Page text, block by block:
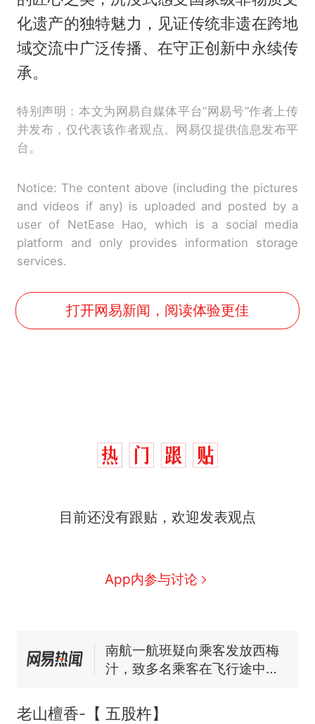
化遗产的独特魅力，见证传统非遗在跨地
域交流中广泛传播、在守正创新中永续传
承。
特别声明：本文为网易自媒体平台“网易号”作者上传
并发布，仅代表该作者观点。网易仅提供信息发布平
台。
Notice: The content above (including the pictures
and videos if any) is uploaded and posted by a
user of NetEase Hao, which is a social media
platform and only provides information storage
services.
打开网易新闻，阅读体验更佳
目前还没有跟贴，欢迎发表观点
App内参与讨论
因老师一句“跟我回家”改写了
眼了……
空调24小时开着反而更省电？
试前13名均遭淘汰？教育局：
已叫停招聘，成立调查组全面
“不建议大家买深色蛋糕”上热
汁，致多名乘客在飞行途中排
队上厕所！乘客：机上100多
人只有2个厕所；客服回应：并
热
那个在床头放菜刀的女孩，
老山檀香-【 五股杵】